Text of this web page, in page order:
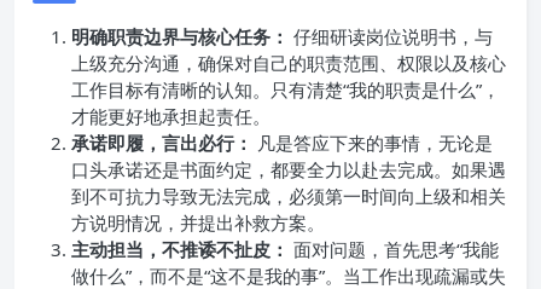
明确职责边界与核心任务： 仔细研读岗位说明书，与
上级充分沟通，确保对自己的职责范围、权限以及核心
工作目标有清晰的认知。只有清楚“我的职责是什么”，
才能更好地承担起责任。
承诺即履，言出必行： 凡是答应下来的事情，无论是
口头承诺还是书面约定，都要全力以赴去完成。如果遇
到不可抗力导致无法完成，必须第一时间向上级和相关
方说明情况，并提出补救方案。
主动担当，不推诿不扯皮： 面对问题，首先思考“我能
做什么”，而不是“这不是我的事”。当工作出现疏漏或失